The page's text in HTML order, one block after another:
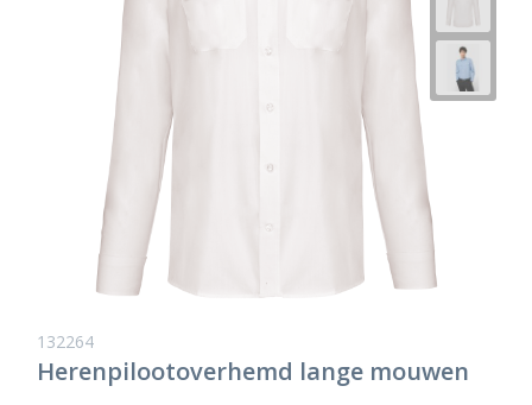
132264
Herenpilootoverhemd lange mouwen